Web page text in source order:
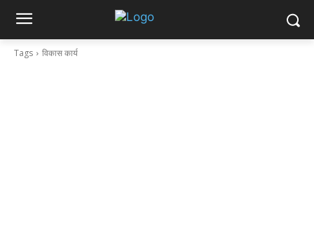
Tags विकास कार्य